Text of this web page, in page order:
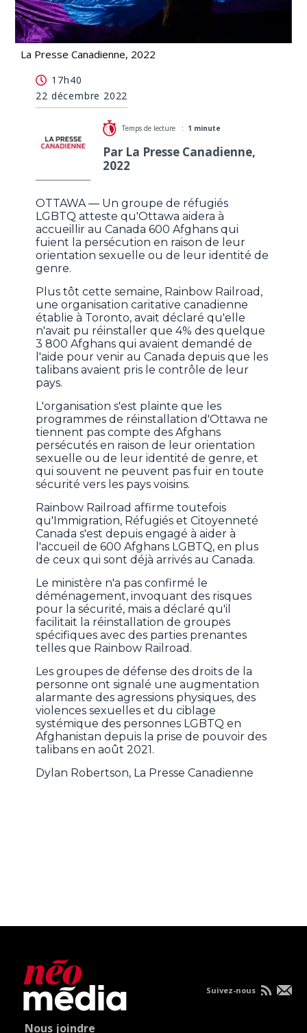
La Presse Canadienne, 2022
s'installer au Canada, selon un groupe
17h40
22 décembre 2022
Temps de lecture : 1 minute
Par La Presse Canadienne,
2022
OTTAWA — Un groupe de réfugiés
LGBTQ atteste qu'Ottawa aidera à
accueillir au Canada 600 Afghans qui
fuient la persécution en raison de leur
orientation sexuelle ou de leur identité de
genre.
Plus tôt cette semaine, Rainbow Railroad,
une organisation caritative canadienne
établie à Toronto, avait déclaré qu'elle
n'avait pu réinstaller que 4% des quelque
3 800 Afghans qui avaient demandé de
l'aide pour venir au Canada depuis que les
talibans avaient pris le contrôle de leur
pays.
L'organisation s'est plainte que les
programmes de réinstallation d'Ottawa ne
tiennent pas compte des Afghans
persécutés en raison de leur orientation
sexuelle ou de leur identité de genre, et
qui souvent ne peuvent pas fuir en toute
sécurité vers les pays voisins.
Rainbow Railroad affirme toutefois
qu'Immigration, Réfugiés et Citoyenneté
Canada s'est depuis engagé à aider à
l'accueil de 600 Afghans LGBTQ, en plus
de ceux qui sont déjà arrivés au Canada.
Le ministère n'a pas confirmé le
déménagement, invoquant des risques
pour la sécurité, mais a déclaré qu'il
facilitait la réinstallation de groupes
spécifiques avec des parties prenantes
telles que Rainbow Railroad.
Les groupes de défense des droits de la
personne ont signalé une augmentation
alarmante des agressions physiques, des
violences sexuelles et du ciblage
systémique des personnes LGBTQ en
Afghanistan depuis la prise de pouvoir des
talibans en août 2021.
Dylan Robertson, La Presse Canadienne
Nous joindre
Suivez-nous